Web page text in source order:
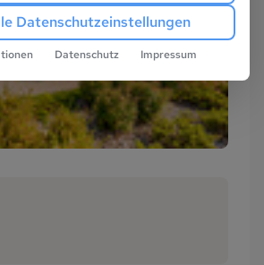
Datenschutzeinstellungen
Datenschutz Impressum